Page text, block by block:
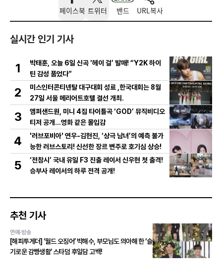
페이스북 트위터 밴드 URL복사
실시간 인기 기사
1
박태훈, 오늘 6일 신곡 ‘헤이 걸’ 발매! “Y2K 하이
틴 감성 품었다”
2
미스인터콘티넨탈 대구대회 성료 ,한국대회는 8월
27일 서울 메리어트호텔 결선 개최.
3
앰퍼샌드원, 미니 4집 타이틀곡 ‘GOD’ 뮤직비디오
티저 공개…영화 같은 몰입감
4
'러브포비아' 연우-김현진, ‘상극 남녀’의 예측 불가
능한 러브스토리! 신선한 장르 변주로 호기심 상승!
5
‘전참시’ 국내 유일 F3 진출 레이서 신우현 첫 출격!
승부사 레이서의 하루 전격 공개!
추천 기사
연예·방송
[해피투게더] ‘월드 오징어’ 박해수, 부모님도 의아해 한 ‘슬
기로운 감빵생활’ 스타덤 후일담 고백!